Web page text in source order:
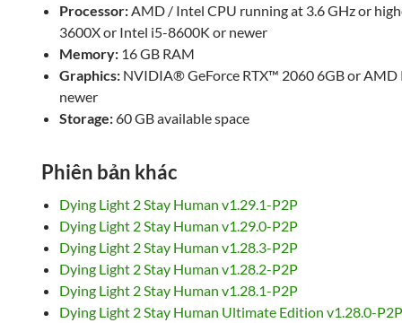
Processor: AMD / Intel CPU running at 3.6 GHz or
3600X or Intel i5-8600K or newer
Memory: 16 GB RAM
Graphics: NVIDIA® GeForce RTX™ 2060 6GB or AMD
newer
Storage:60 GB available space
Phiên bản khác
Dying Light 2 Stay Human v1.29.1-P2P
Dying Light 2 Stay Human v1.29.0-P2P
Dying Light 2 Stay Human v1.28.3-P2P
Dying Light 2 Stay Human v1.28.2-P2P
Dying Light 2 Stay Human v1.28.1-P2P
Dying Light 2 Stay Human Ultimate Edition v1.28.0-